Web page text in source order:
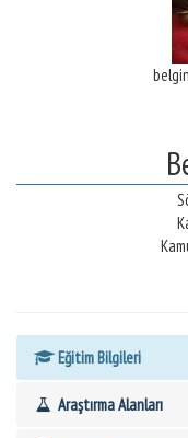
Eğitim Bilgileri
Araştırma Alanları